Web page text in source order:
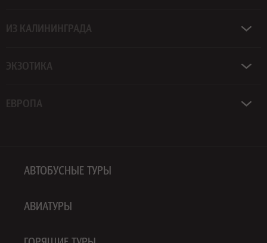
ИЗ КАЛИНИНГРАДА
ЭКЗОТИКА
ЕВРОПА
АВТОБУСНЫЕ ТУРЫ
АВИАТУРЫ